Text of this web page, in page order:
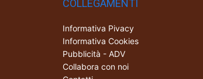
COLLEGAMENTI
Informativa Pivacy
Informativa Cookies
Pubblicità - ADV
Collabora con noi